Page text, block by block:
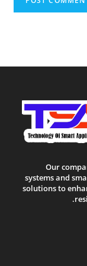
Our
systems and
solutions to